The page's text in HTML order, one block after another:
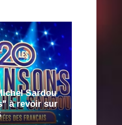
Sardou
à revoir sur